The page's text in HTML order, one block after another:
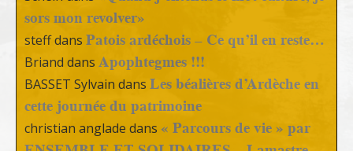
sors mon revolver»
steffdans Patois ardéchois – Ce qu’il en reste…
Briand dans Apophtegmes !!!
BASSET Sylvain dans Les béalières d’Ardèche en
cette journée du patrimoine
christian anglade dans « Parcours de vie » par